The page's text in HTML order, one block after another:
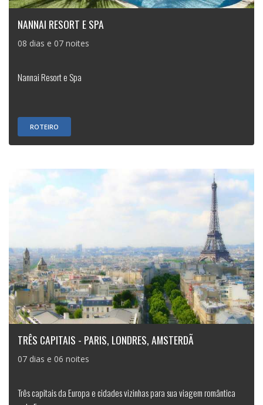
NANNAI RESORT E SPA
08 dias e 07 noites
Nannai Resort e Spa
ROTEIRO
TRÊS CAPITAIS - PARIS, LONDRES, AMSTERDÃ
07 dias e 06 noites
Três capitais da Europa e cidades vizinhas para sua viagem romântica